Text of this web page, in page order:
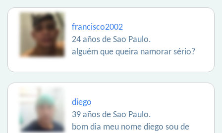
francisco2002
24 años de Sao Paulo.
alguém que queira namorar sério?
diego
39 años de Sao Paulo.
bom dia meu nome diego sou de